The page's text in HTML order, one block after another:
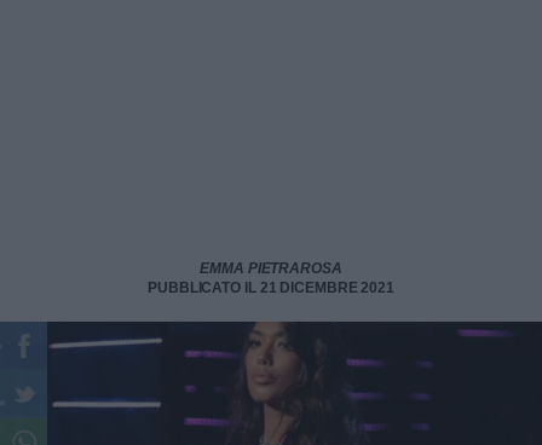
EMMA PIETRAROSA
PUBBLICATO IL 21 DICEMBRE 2021